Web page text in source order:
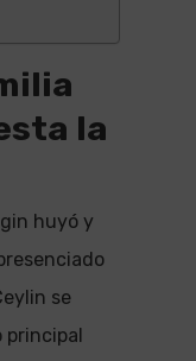
la
huyó y
se
principal